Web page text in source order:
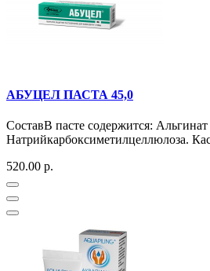
АБУЦЕЛ ПАСТА 45,0
СоставВ пасте содержится: Альгинат
Натрийкарбоксиметилцеллюлоза.
520.00 р.